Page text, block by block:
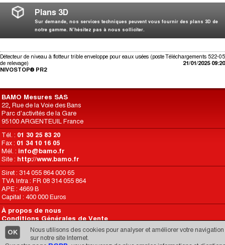
OK
Nous utilisons des cookies pour analyser et améliorer votre navigation
sur notre site Internet.
Plans 3D
Sur demande, nos services techniques peuvent vous fournir des plans 3D de
notre gamme. N’hésitez pas à nous solliciter.
Téléchargements 522-05
21/01/2025 09:20
Détecteur de niveau à flotteur trible enveloppe pour eaux usées (poste
de relevage)
NIVOSTOP® PR2
BAMO Mesures SAS
22, Rue de la Voie des Bans
Parc d'activités de la Gare
95100 ARGENTEUIL France
Tél. : 01 30 25 83 20
Fax : 01 34 10 16 05
Mél. : info@bamo.fr
Site : http://www.bamo.fr
Siret : 314 055 864 000 65
TVA Intra : FR 08 314 055 864
APE : 4669 B
Capital : 400 000 Euros
À propos de nous
Conditions Générales de Vente
Conditions d’Utilisation du Site
RGPD